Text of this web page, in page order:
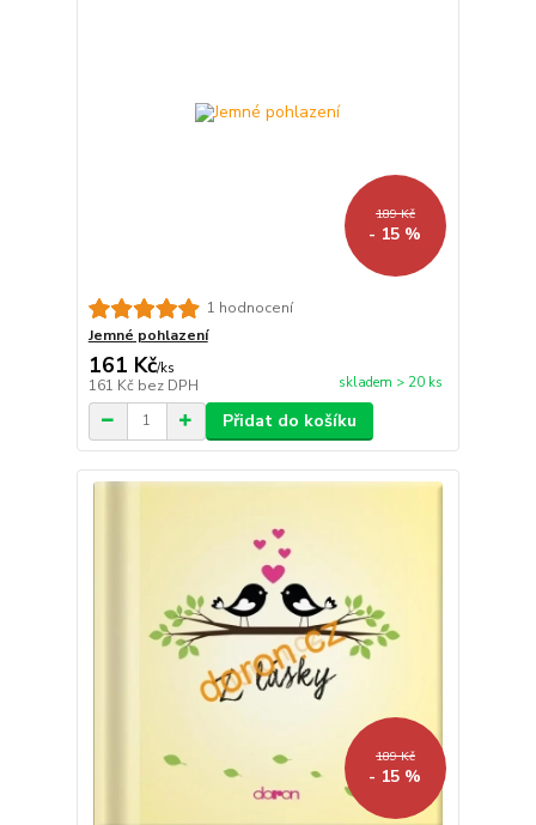
189 Kč
- 15 %
1 hodnocení
Jemné pohlazení
161 Kč/ks
161 Kč bez DPH skladem > 20 ks
Přidat do košíku
189 Kč
- 15 %